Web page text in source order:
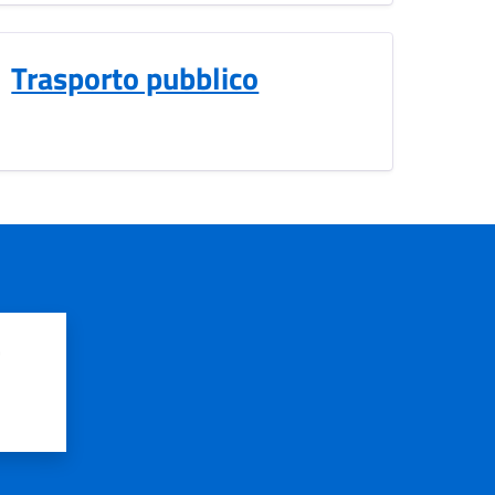
Trasporto pubblico